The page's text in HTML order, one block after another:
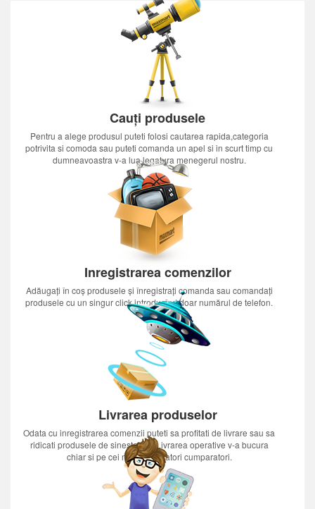
Cauți produsele
Pentru a alege produsul puteti folosi cautarea rapida,categoria
potrivita si comoda sau puteti comanda un apel si in scurt timp cu
dumneavoastra v-a lua legatura menegerul nostru.
Inregistrarea comenzilor
Adăugați în coș produsele și înregistrați comanda sau comandați
produsele cu un singur click introducînd doar numărul de telefon.
Livrarea produselor
Odata cu inregistrarea comenzii puteti sa profitati de livrare sau sa
ridicati produsele de sinestatator.Livrarea operative v-a bucura
chiar si pe cei mai nerabdatori cumparatori.